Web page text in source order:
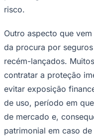
São Paulo
risco.
Outro aspecto que
da procura por
recém-lançados.
contratar a proteção
evitar exposição
de uso, período em
de mercado e,
patrimonial em caso